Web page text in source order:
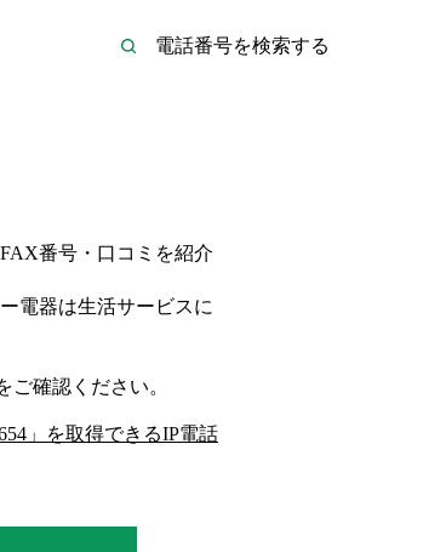
番号・口コミを紹介
電器は生活サービスに
ご確認ください。
」を取得できるIP電話